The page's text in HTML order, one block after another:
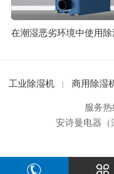
工业除湿机 商用除湿
服务热
安诗曼电器